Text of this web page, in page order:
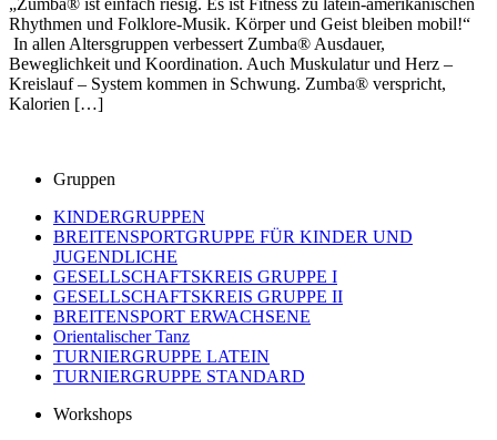
Rhythmen und Folklore-Musik. Körper und Geist bleiben mobil!“
In allen Altersgruppen verbessert Zumba® Ausdauer,
Beweglichkeit und Koordination. Auch Muskulatur und Herz –
Kreislauf – System kommen in Schwung. Zumba® verspricht,
Kalorien […]
Gruppen
KINDERGRUPPEN
BREITENSPORTGRUPPE FÜR KINDER UND
JUGENDLICHE
GESELLSCHAFTSKREIS GRUPPE I
GESELLSCHAFTSKREIS GRUPPE II
BREITENSPORT ERWACHSENE
Orientalischer Tanz
TURNIERGRUPPE LATEIN
TURNIERGRUPPE STANDARD
Workshops